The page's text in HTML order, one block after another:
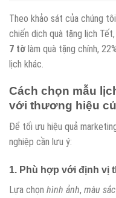
Theo khảo sát của chúng
chiến dịch quà tặng lịch
7 tờ làm quà tặng chính,
lịch khác.
Cách chọn mẫu
với thương hiệu
Để tối ưu hiệu quả
nghiệp cần lưu ý:
1. Phù hợp với định vị
Lựa chọn hình ảnh, màu sắc